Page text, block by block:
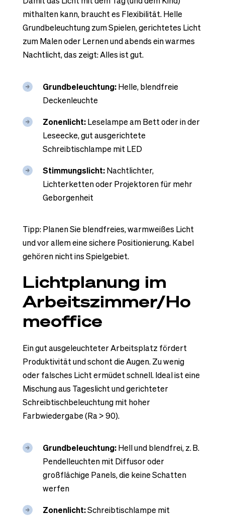
mithalten kann, braucht es Flexibilität. Helle
Grundbeleuchtung zum Spielen, gerichtetes Licht
zum Malen oder Lernen und abends ein warmes
Nachtlicht, das zeigt: Alles ist gut.
Grundbeleuchtung:Helle, blendfreie
Deckenleuchte
Zonenlicht:Leselampe am Bett oder in der
Leseecke, gut ausgerichtete
Schreibtischlampe mit LED
Stimmungslicht:Nachtlichter,
Lichterketten oder Projektoren für mehr
Geborgenheit
Tipp: Planen Sie blendfreies, warmweißes Licht
und vor allem eine sichere Positionierung. Kabel
gehören nicht ins Spielgebiet.
Lichtplanung im
Arbeitszimmer/Ho
meoffice
Ein gut ausgeleuchteter Arbeitsplatz fördert
Produktivität und schont die Augen. Zu wenig
oder falsches Licht ermüdet schnell. Ideal ist eine
Mischung aus Tageslicht und gerichteter
Schreibtischbeleuchtung mit hoher
Farbwiedergabe (Ra > 90).
Grundbeleuchtung:Hell und blendfrei, z. B.
Pendelleuchten mit Diffusor oder
großflächige Panels, die keine Schatten
werfen
Zonenlicht:Schreibtischlampe mit